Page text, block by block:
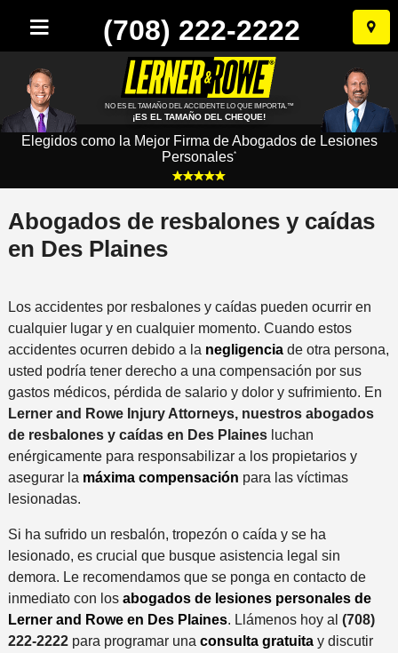
Ir
al
(708) 222-2222
NO ES EL TAMAÑO DEL ACCIDENTE LO QUE IMPORTA.™
¡ES EL TAMAÑO DEL CHEQUE!
Elegidos como la Mejor Firma de Abogados de Lesiones
Personales*
Abogados de resbalones y caídas
en Des Plaines
Los accidentes por resbalones y caídas pueden ocurrir en
cualquier lugar y en cualquier momento. Cuando estos
accidentes ocurren debido a la negligenciade otra persona,
usted podría tener derecho a una compensación por sus
gastos médicos, pérdida de salario y dolor y sufrimiento. En
Lerner and Rowe Injury Attorneys, nuestros abogados
de resbalones y caídas en Des Plainesluchan
enérgicamente para responsabilizar a los propietarios y
asegurar la máxima compensación para las víctimas
lesionadas.
Si ha sufrido un resbalón, tropezón o caída y se ha
lesionado, es crucial que busque asistencia legal sin
demora. Le recomendamos que se ponga en contacto de
inmediato con los abogados de lesiones personales de
Lerner and Rowe en Des Plaines. Llámenos hoy al (708)
222-2222para programar una consulta gratuitay discutir